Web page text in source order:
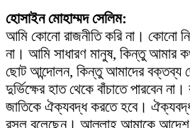
হোসাইন মোহাম্মদ সেলিম:
আমি কোনো রাজনীতি করি না। কোনো
না। আমি সাধারণ মানুষ, কিন্তু আমার
ছোট আন্দোলন, কিন্তু আমাদের বক্তব্য
দুর্ভিক্ষের হাত থেকে বাঁচাতে পারবেন
জাতিকে ঐক্যবদ্ধ করতে হবে।
রসুল বলেছেন। আল্লাহ আমাকে আদেশ